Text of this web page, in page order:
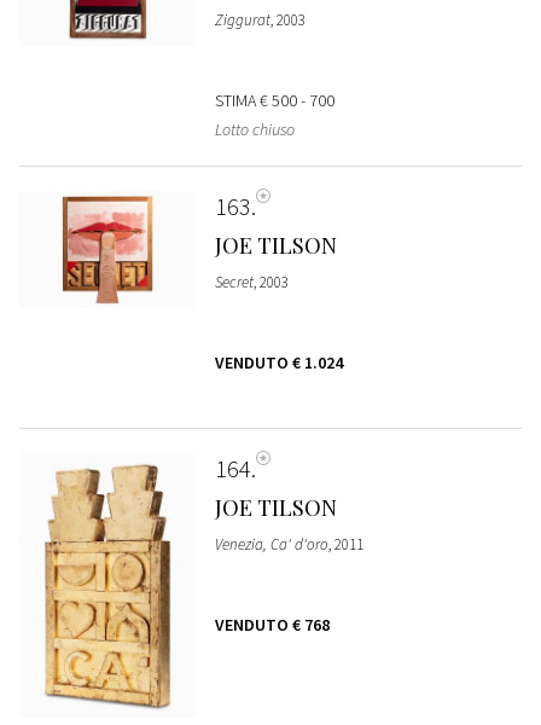
Ziggurat, 2003
STIMA€ 500 - 700
Lotto chiuso
163
JOE TILSON
Secret, 2003
VENDUTO € 1.024
164
JOE TILSON
Venezia, Ca' d'oro, 2011
VENDUTO € 768